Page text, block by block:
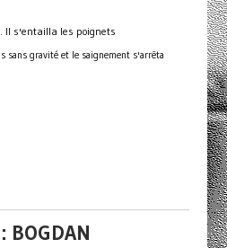
Il s'entailla les poignets
sans gravité et le saignement s'arrêta
BOGDAN